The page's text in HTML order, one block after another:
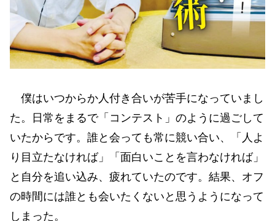
僕はいつからか人付き合いが苦手になっていまし
た。日常をまるで「コンテスト」のように過ごして
いたからです。誰と会っても常に競い合い、「人よ
り目立たなければ」「面白いことを言わなければ」
と自分を追い込み、疲れていたのです。結果、オフ
の時間には誰とも会いたくないと思うようになって
しまった。